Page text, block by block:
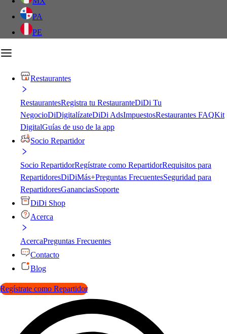
PA
PE
Restaurantes
RestaurantesRegistra tu RestauranteDiDi Tu
NegocioDiDigitalízateDiDi AdsImpuestosRestaurantes FAQKit
DigitalGuías de uso de la app
Socio Repartidor
Socio RepartidorRegístrate como RepartidorRequisitos para
RepartidoresDiDiMás+Preguntas FrecuentesSeguridad para
RepartidoresGananciasSoporte
DiDi Shop
Acerca
AcercaPreguntas Frecuentes
Contacto
Blog
Regístrate como Repartidor